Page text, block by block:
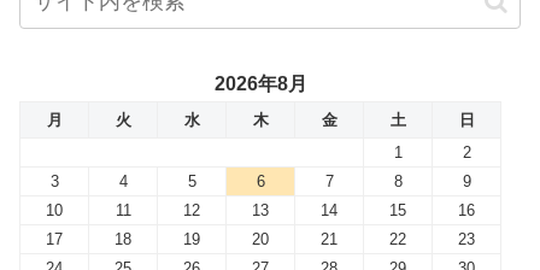
2026年8月
月 火 水 木 金 土
日
1
2
3
4 5 6 7 8
9
10
11 12 13 14 15
16
17
18 19 20 21 22
23